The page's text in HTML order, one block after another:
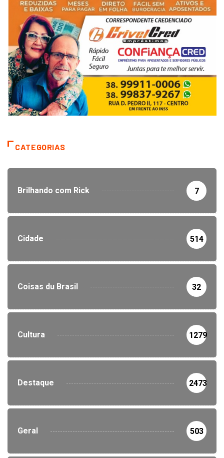
CATEGORIAS
Brilhando com Rick 7
Cidade 514
Coisas du Brasil 32
Cultura 1279
Destaque 2473
Geral 503